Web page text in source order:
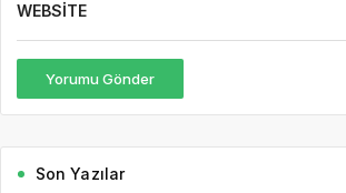
WEBSITE
Yorumu Gönder
Son Yazılar